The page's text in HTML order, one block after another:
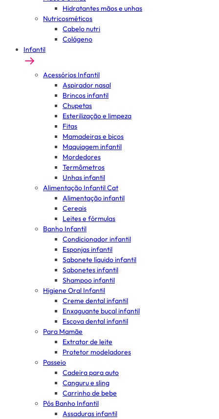
Hidratantes mãos e unhas
Nutricosméticos
Cabelo nutri
Colágeno
Infantil
Acessórios Infantil
Aspirador nasal
Brincos infantil
Chupetas
Esterilização e limpeza
Fitas
Mamadeiras e bicos
Maquiagem infantil
Mordedores
Termômetros
Unhas infantil
Alimentação Infantil Cat
Alimentação infantil
Cereais
Leites e fórmulas
Banho Infantil
Condicionador infantil
Esponjas infantil
Sabonete líquido infantil
Sabonetes infantil
Shampoo infantil
Higiene Oral Infantil
Creme dental infantil
Enxaguante bucal infantil
Escova dental infantil
Para Mamãe
Extrator de leite
Protetor modeladores
Passeio
Cadeira para auto
Canguru e sling
Carrinho de bebe
Pós Banho Infantil
Assaduras infantil